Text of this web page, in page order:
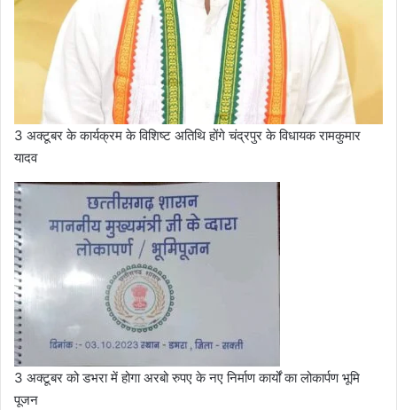
3 अक्टूबर के कार्यक्रम के विशिष्ट अतिथि होंगे चंद्रपुर के विधायक रामकुमार
यादव
3 अक्टूबर को डभरा में होगा अरबो रुपए के नए निर्माण कार्यों का लोकार्पण भूमि
पूजन